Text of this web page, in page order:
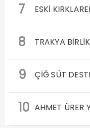
7 ESKİ
8 TRAKYA
9 ÇİĞ SÜT
10 AHMET ÜRER